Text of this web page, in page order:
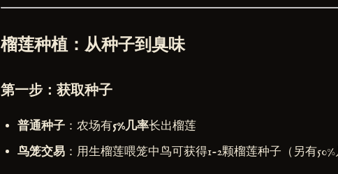
榴莲种植：从种子到臭味
第一步：获取种子
普通种子 ：农场有5%几率长出榴莲
鸟笼交易 ：用生榴莲喂笼中鸟可获得1-2颗榴莲种子（另有